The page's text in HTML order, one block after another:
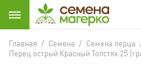
Главная / Семена / Семена перца
Перец острый Красный Толстяк 25